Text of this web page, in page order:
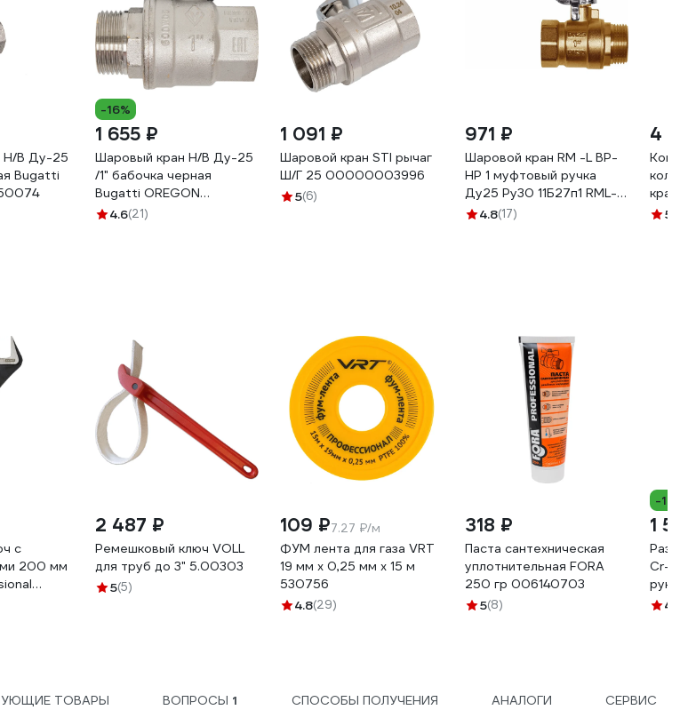
Н/В Ду-25
Bugatti
-16%
1 655 ₽
Шаровый кран Н/В Ду-25
/1" бабочка черная
Bugatti OREGON
3070070
4.6(21)
1 091 ₽
Шаровой кран STI рычаг
Ш/Г 25 00000003996
5(6)
971 ₽
Шаровой кран RM -L ВР-
НР 1 муфтовый ручка
Ду25 Ру30 11Б27п1 RML-
1FML
4.8(17)
4
кранов
5
с
200 мм
2 487 ₽
Ремешковый ключ VOLL
для труб до 3" 5.00303
5(5)
109 ₽7.27 ₽/м
ФУМ лента для газа VRT
19 мм х 0,25 мм х 15 м
530756
4.8(29)
318 ₽
Паста сантехническая
уплотнительная FORA
250 гр 006140703
5(8)
-15%
1
Cr-V, с
4.8
ТОВАРЫ ВОПРОСЫ 1 СПОСОБЫ ПОЛУЧЕНИЯ АНАЛОГИ СЕРВИС